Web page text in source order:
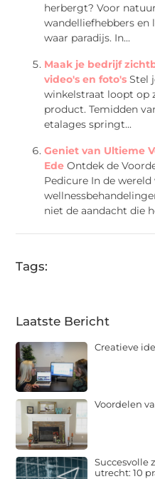
herbergt? Voor
wandelliefhebbers en
waar paradijs. In...
Maak je bedrijf
video's en foto's Stel
winkelstraat loopt op
product. Temidden
etalages springt...
Geniet van Ultieme
Ede Ontdek de
Pedicure In de
niet de aandacht die
Tags:
Laatste Bericht
Creatieve
Voordelen
Succesvolle
utrecht: 10